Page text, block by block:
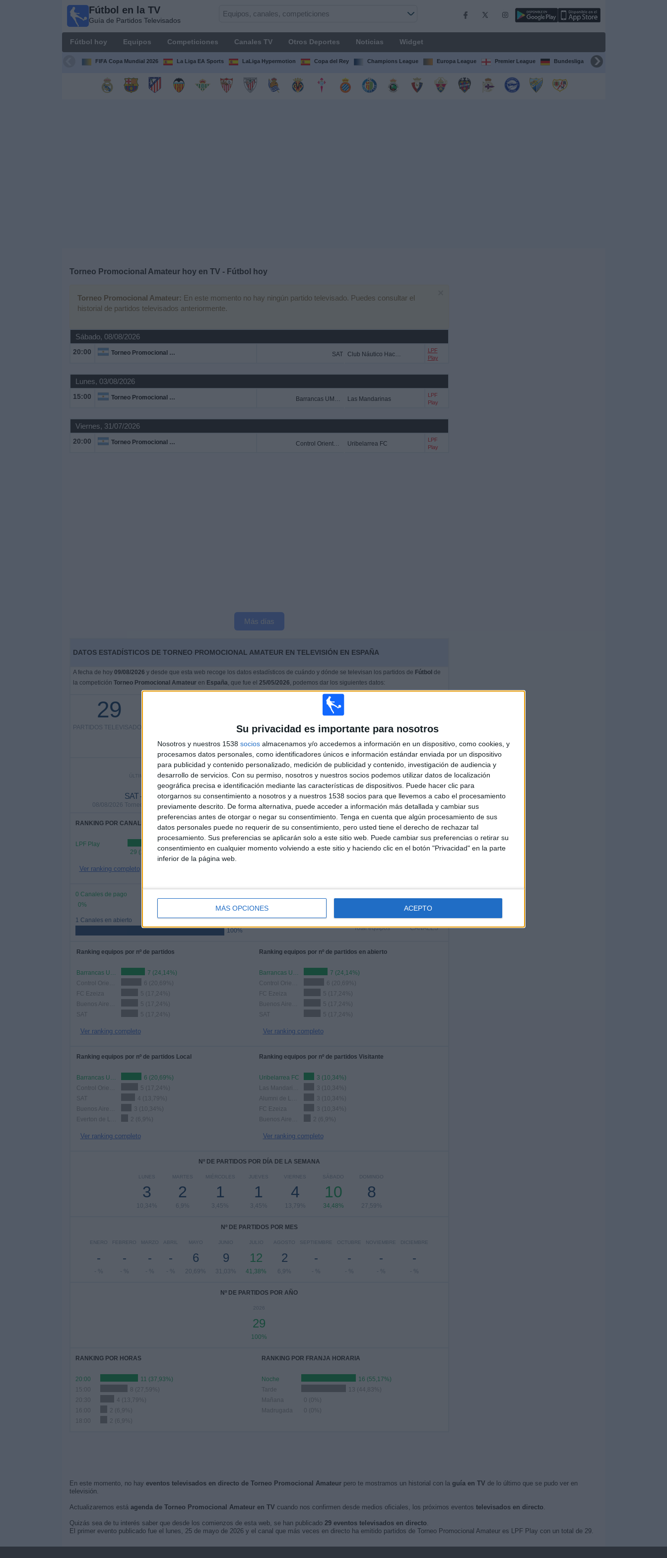
Su privacidad es importante para nosotros
Nosotros y nuestros 1538 socios almacenamos y/o accedemos a información en un dispositivo, como cookies, y
procesamos datos personales, como identificadores únicos e información estándar enviada por un dispositivo
para publicidad y contenido personalizado, medición de publicidad y contenido, investigación de audiencia y
desarrollo de servicios. Con su permiso, nosotros y nuestros socios podemos utilizar datos de localización
geográfica precisa e identificación mediante las características de dispositivos. Puede hacer clic para
otorgarnos su consentimiento a nosotros y a nuestros 1538 socios para que llevemos a cabo el procesamiento
previamente descrito. De forma alternativa, puede acceder a información más detallada y cambiar sus
preferencias antes de otorgar o negar su consentimiento. Tenga en cuenta que algún procesamiento de sus
datos personales puede no requerir de su consentimiento, pero usted tiene el derecho de rechazar tal
procesamiento. Sus preferencias se aplicarán solo a este sitio web. Puede cambiar sus preferencias o retirar su
consentimiento en cualquier momento volviendo a este sitio y haciendo clic en el botón "Privacidad" en la parte
inferior de la página web.
MÁS OPCIONES ACEPTO
Fútbol en la TV
Guía de Partidos Televisados
Fútbol hoy Equipos Competiciones Canales TV Otros Deportes Noticias Widget
FIFA Copa Mundial 2026 La Liga EA Sports LaLiga Hypermotion Copa del Rey Champions League Europa League Premier League Bundesliga Supercopa de España
Torneo Promocional Amateur hoy en TV - Fútbol hoy
Torneo Promocional Amateur: En este momento no hay ningún partido televisado. Puedes consultar el
historial de partidos televisados anteriormente.
Sábado, 08/08/2026
20:00 Torneo Promocional Amateur SAT Club Náutico Hacoaj
LPF
Play
Lunes, 03/08/2026
15:00 Torneo Promocional Amateur Barrancas UMET FC Las Mandarinas
LPF
Play
Viernes, 31/07/2026
20:00 Torneo Promocional Amateur Control Orientado Uribelarrea FC
LPF
Play
Más días
DATOS ESTADÍSTICOS DE TORNEO PROMOCIONAL AMATEUR EN TELEVISIÓN EN ESPAÑA
A fecha de hoy 09/08/2026 y desde que esta web recoge los datos estadísticos de cuándo y dónde se televisan los partidos de Fútbol de
la competición Torneo Promocional Amateuren España, que fue el 25/05/2026, podemos dar los siguientes datos:
29
PARTIDOS TELEVISADOS
0%
Barrancas UMET FC - FC Ezeiza
2
ÚLTIMO PARTIDO EN ABIERTO
SAT - Club Náutico Hacoaj
08/08/2026 Torneo Promocional Amateur por LPF Play
ÚLTIMO PARTIDO DE PAGO
-
- por
RANKING POR CANALES
LPF Play
29 (100%)
Ver ranking completo
TOTAL
1
DÍAS
0
MEDIA
1
0 Canales de pago
0%
1 Canales en abierto
100%
TOTAL
1
CANALES
TOTAL
17
Total equipos
Ranking equipos por nº de partidos
Barrancas UMET FC
7 (24,14%)
6 (20,69%)
FC Ezeiza
5 (17,24%)
5 (17,24%)
SAT
5 (17,24%)
Ver ranking completo
Ranking equipos por nº de partidos en abierto
Barrancas UMET FC
7 (24,14%)
6 (20,69%)
FC Ezeiza
5 (17,24%)
5 (17,24%)
SAT
5 (17,24%)
Ver ranking completo
Ranking equipos por nº de partidos Local
Barrancas UMET FC
6 (20,69%)
5 (17,24%)
SAT
4 (13,79%)
3 (10,34%)
2 (6,9%)
Ver ranking completo
Ranking equipos por nº de partidos Visitante
Uribelarrea FC
3 (10,34%)
3 (10,34%)
3 (10,34%)
FC Ezeiza
3 (10,34%)
2 (6,9%)
Ver ranking completo
Nº DE PARTIDOS POR DÍA DE LA SEMANA
LUNES
3
10,34%
MARTES
2
6,9%
MIÉRCOLES
1
3,45%
JUEVES
1
3,45%
VIERNES
4
13,79%
SÁBADO
10
34,48%
DOMINGO
8
27,59%
Nº DE PARTIDOS POR MES
ENERO
-
- %
FEBRERO
-
- %
MARZO
-
- %
ABRIL
-
- %
MAYO
6
20,69%
JUNIO
9
31,03%
JULIO
12
41,38%
AGOSTO
2
6,9%
SEPTIEMBRE
-
- %
OCTUBRE
-
- %
NOVIEMBRE
-
- %
DICIEMBRE
-
- %
Nº DE PARTIDOS POR AÑO
2026
29
100%
RANKING POR HORAS
20:00
11 (37,93%)
15:00
8 (27,59%)
20:30
4 (13,79%)
16:00
2 (6,9%)
18:00
2 (6,9%)
RANKING POR FRANJA HORARIA
Noche
16 (55,17%)
Tarde
13 (44,83%)
Mañana
0 (0%)
Madrugada
0 (0%)
En este momento, no hay eventos televisados en directo de Torneo Promocional Amateurpero te mostramos un historial con la guía en TV de lo último que se pudo ver en
televisión.
Actualizaremos está agenda de Torneo Promocional Amateur en TV cuando nos confirmen desde medios oficiales, los próximos eventos televisados en directo.
Quizás sea de tu interés saber que desde los comienzos de esta web, se han publicado 29 eventos televisados en directo.
El primer evento publicado fue el lunes, 25 de mayo de 2026 y el canal que más veces en directo ha emitido partidos de Torneo Promocional Amateur es LPF Play con un total de 29.